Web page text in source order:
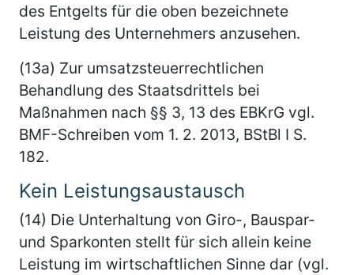
des Entgelts für die oben bezeichnete
Leistung des Unternehmers anzusehen.
(13a) Zur umsatzsteuerrechtlichen
Behandlung des Staatsdrittels bei
Maßnahmen nach §§ 3, 13 des EBKrG vgl.
BMF-Schreiben vom 1. 2. 2013, BStBl I S.
182.
Kein Leistungsaustausch
(14) Die Unterhaltung von Giro-, Bauspar-
und Sparkonten stellt für sich allein keine
Leistung im wirtschaftlichen Sinne dar (vgl.